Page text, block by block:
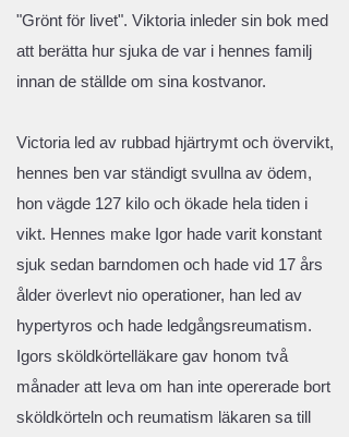
"Grönt för livet". Viktoria inleder sin bok med
att berätta hur sjuka de var i hennes familj
innan de ställde om sina kostvanor.
Victoria led av rubbad hjärtrymt och övervikt,
hennes ben var ständigt svullna av ödem,
hon vägde 127 kilo och ökade hela tiden i
vikt. Hennes make Igor hade varit konstant
sjuk sedan barndomen och hade vid 17 års
ålder överlevt nio operationer, han led av
hypertyros och hade ledgångsreumatism.
Igors sköldkörtelläkare gav honom två
månader att leva om han inte opererade bort
sköldkörteln och reumatism läkaren sa till